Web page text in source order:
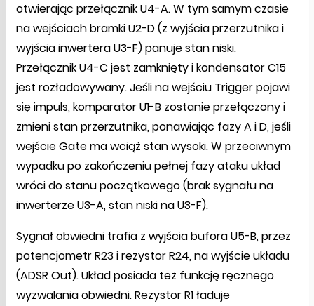
otwierając przełącznik U4-A. W tym samym czasie
na wejściach bramki U2-D (z wyjścia przerzutnika i
wyjścia inwertera U3-F) panuje stan niski.
Przełącznik U4-C jest zamknięty i kondensator C15
jest rozładowywany. Jeśli na wejściu Trigger pojawi
się impuls, komparator U1-B zostanie przełączony i
zmieni stan przerzutnika, ponawiając fazy A i D, jeśli
wejście Gate ma wciąż stan wysoki. W przeciwnym
wypadku po zakończeniu pełnej fazy ataku układ
wróci do stanu początkowego (brak sygnału na
inwerterze U3-A, stan niski na U3-F).
Sygnał obwiedni trafia z wyjścia bufora U5-B, przez
potencjometr R23 i rezystor R24, na wyjście układu
(ADSR Out). Układ posiada też funkcję ręcznego
wyzwalania obwiedni. Rezystor R1 ładuje